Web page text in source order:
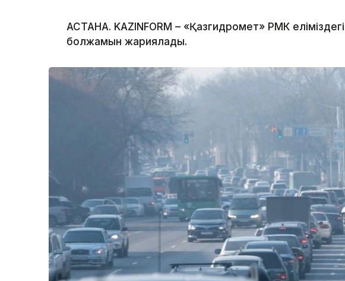
АСТАНА. KAZINFORM – «Қазгидромет» РМК
болжамын жариялады.